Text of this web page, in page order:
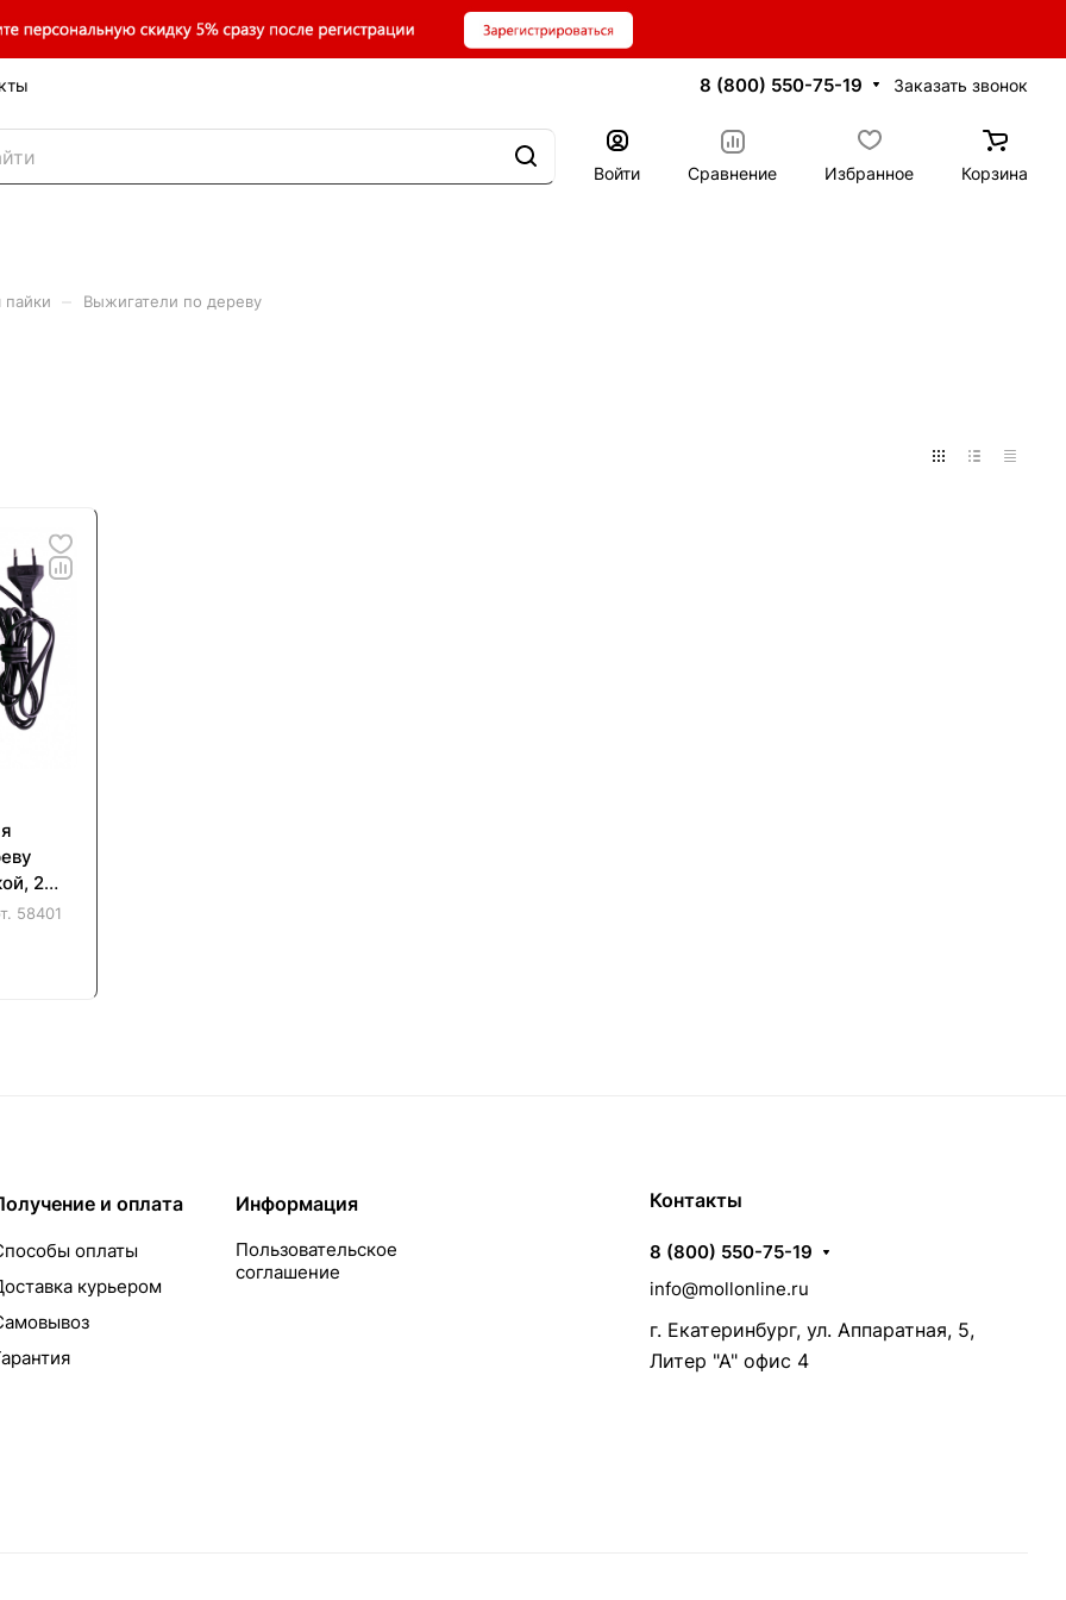
8 (800) 550-75-19 Заказать звонок
Войти Сравнение Избранное Корзина
пайки Выжигатели по дереву
2
58401
и оплата
оплаты
курьером
Информация
Пользовательское
соглашение
Контакты
8 (800) 550-75-19
info@mollonline.ru
г. Екатеринбург, ул. Аппаратная, 5,
Литер "А" офис 4